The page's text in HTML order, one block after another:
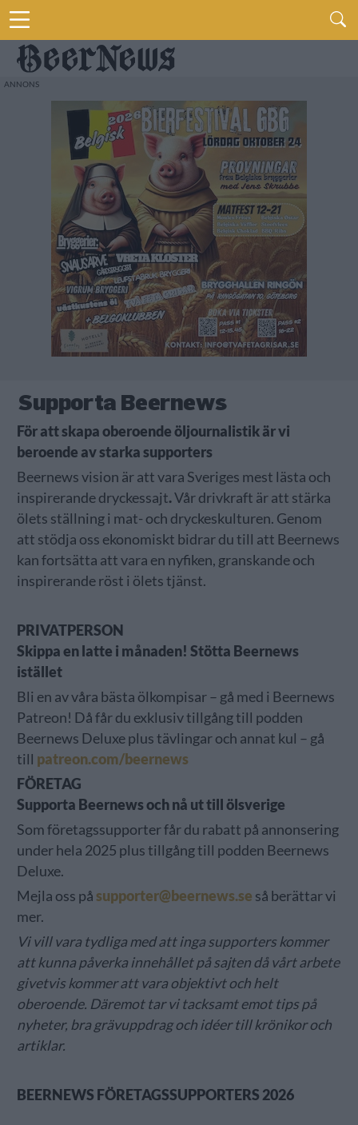
Supporta Beernews
För att skapa oberoende öljournalistik är vi
beroende av starka supporters
Beernews vision är att vara Sveriges mest lästa och
inspirerande dryckessajt.Vår drivkraft är att stärka
ölets ställning i mat- och dryckeskulturen. Genom
att stödja oss ekonomiskt bidrar du till att Beernews
kan fortsätta att vara en nyfiken, granskande och
inspirerande röst i ölets tjänst.
PRIVATPERSON
Skippa en latte i månaden! Stötta Beernews
istället
Bli en av våra bästa ölkompisar – gå med i Beernews
Patreon! Då får du exklusiv tillgång till podden
Beernews Deluxe plus tävlingar och annat kul – gå
till patreon.com/beernews
FÖRETAG
Supporta Beernews och nå ut till ölsverige
Som företagssupporter får du rabatt på annonsering
under hela 2025 plus tillgång till podden Beernews
Deluxe.
Mejla oss påsupporter@beernews.se så berättar vi
mer.
Vi vill vara tydliga med att inga supporters kommer
att kunna påverka innehållet på sajten då vårt arbete
givetvis kommer att vara objektivt och helt
oberoende. Däremot tar vi tacksamt emot tips på
nyheter, bra grävuppdrag och idéer till krönikor och
artiklar.
BEERNEWS FÖRETAGSSUPPORTERS 2026